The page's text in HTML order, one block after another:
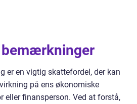
er en vigtig skattefordel, der kan
på ens økonomiske
eller finansperson. Ved at forstå,